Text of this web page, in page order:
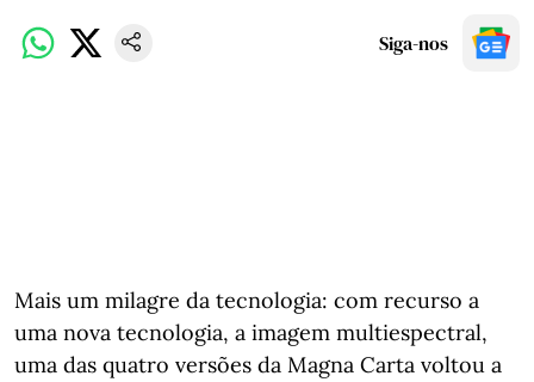
Siga-nos
Mais um milagre da tecnologia: com recurso a
uma nova tecnologia, a imagem multiespectral,
uma das quatro versões da Magna Carta voltou a